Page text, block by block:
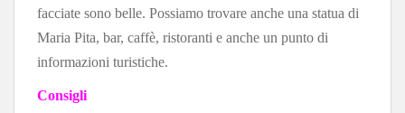
facciate sono belle. Possiamo trovare anche una statua di
Maria Pita, bar, caffè, ristoranti e anche un punto di
informazioni turistiche.
Consigli